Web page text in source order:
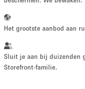
~ 13 mensen
Het grootste aanbod aan
Sluit je aan bij duizenden
Storefront-familie.